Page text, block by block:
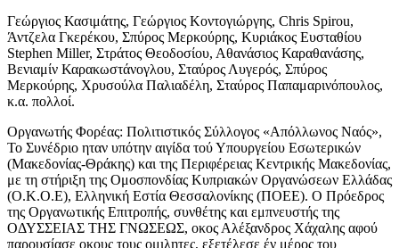
Γεώργιος Κασιμάτης, Γεώργιος Κοντογιώργης, Chris Spirou,
Άντζελα Γκερέκου, Σπύρος Μερκούρης, Κυριάκος Ευσταθίου
Stephen Miller, Στράτος Θεοδοσίου, Αθανάσιος Καραθανάσης,
Βενιαμίν Καρακωστάνογλου, Σταύρος Λυγερός, Σπύρος
Μερκούρης, Χρυσούλα Παλιαδέλη, Σταύρος Παπαμαρινόπουλος,
κ.α. πολλοί.
Οργανωτής Φορέας: Πολιτιστικός Σύλλογος «Απόλλωνος Ναός»,
Το Συνέδριο ηταν υπότην αιγίδα τού Υπουργείου Εσωτερικών
(Μακεδονίας-Θράκης) και της Περιφέρειας Κεντρικής Μακεδονίας,
με τη στήριξη της Ομοσπονδίας Κυπριακών Οργανώσεων Ελλάδας
(Ο.Κ.Ο.Ε), Ελληνική Εστία Θεσσαλονίκης (ΠΟΕΕ). Ο Πρόεδρος
της Οργανωτικής Επιτροπής, συνθέτης και εμπνευστής της
ΟΔΥΣΣΕΙΑΣ ΤΗΣ ΓΝΩΣΕΩΣ, οκος Αλέξανδρος Χάχαλης αφού
παρουσίασε οκους τους ομιλητες, εξετέλεσε έν μέρος του